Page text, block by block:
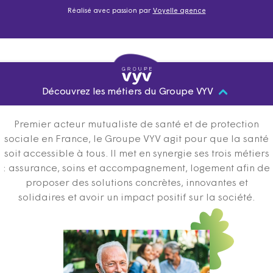
Réalisé avec passion par Voyelle agence
Découvrez les métiers du Groupe VYV
Premier acteur mutualiste de santé et de protection
sociale en France, le Groupe VYV agit pour que la santé
soit accessible à tous. Il met en synergie ses trois métiers
: assurance, soins et accompagnement, logement afin de
proposer des solutions concrètes, innovantes et
solidaires et avoir un impact positif sur la société.